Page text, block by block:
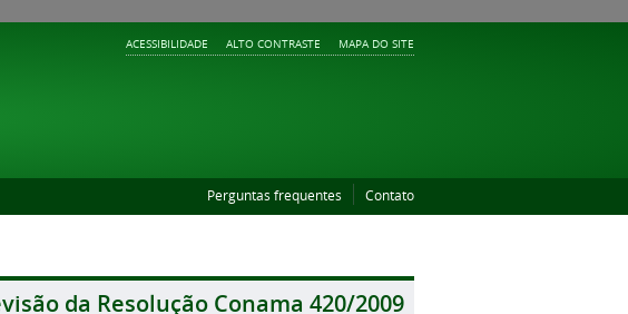
ACESSIBILIDADE ALTO CONTRASTE MAPA DO SITE
Perguntas frequentes Contato
da Resolução Conama 420/2009